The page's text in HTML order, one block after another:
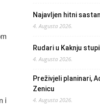
i
Najavljen hitni
4. Augusta 2026.
Rudari u Kaknju
4. Augusta 2026.
Preživjeli planinari,
Zenicu
4. Augusta 2026.